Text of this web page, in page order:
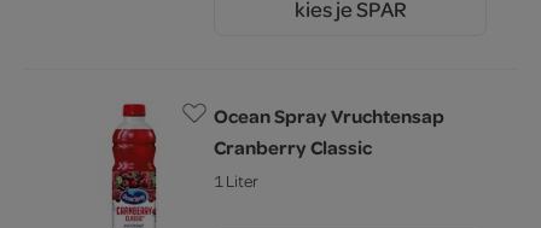
kies je SPAR
Ocean Spray Vruchtensap
Cranberry Classic
1 Liter